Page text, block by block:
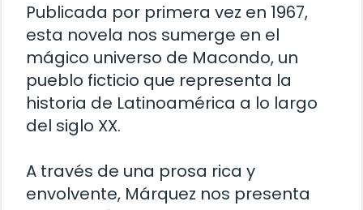
Publicada por primera vez en 1967,
esta novela nos sumerge en el
mágico universo de Macondo, un
pueblo ficticio que representa la
historia de Latinoamérica a lo largo
del siglo XX.
A través de una prosa rica y
envolvente, Márquez nos presenta